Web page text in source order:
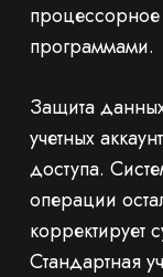
программами.
Защита
учетных
доступа.
операции
корректирует
Стандартная